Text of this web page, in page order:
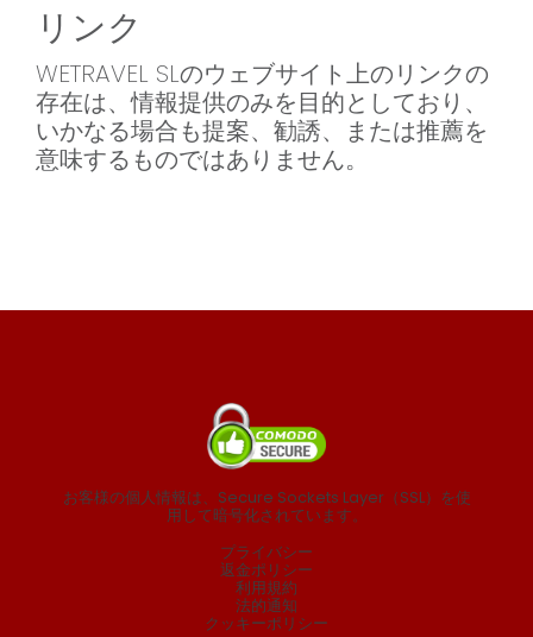
リンク
WETRAVEL SLのウェブサイト上のリンクの
存在は、情報提供のみを目的としており、
いかなる場合も提案、勧誘、または推薦を
意味するものではありません。
お客様の個人情報は、Secure Sockets Layer（SSL）を使
用して暗号化されています。
プライバシー
返金ポリシー
利用規約
法的通知
クッキーポリシー